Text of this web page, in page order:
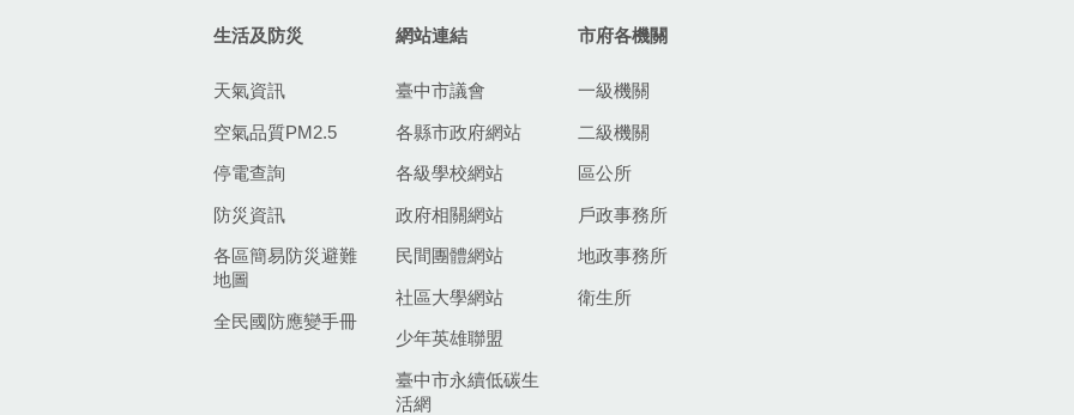
生活及防災
天氣資訊
空氣品質PM2.5
停電查詢
防災資訊
各區簡易防災避難
地圖
全民國防應變手冊
網站連結
臺中市議會
各縣市政府網站
各級學校網站
政府相關網站
民間團體網站
社區大學網站
少年英雄聯盟
臺中市永續低碳生
活網
市府各機關
一級機關
二級機關
區公所
戶政事務所
地政事務所
衛生所